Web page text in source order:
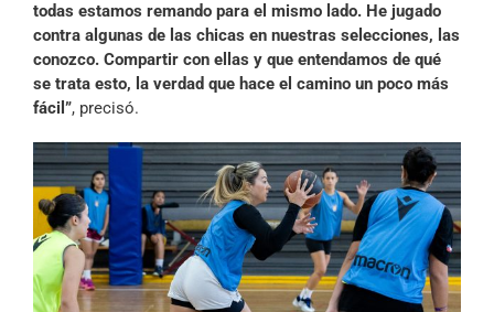
todas estamos remando para el mismo lado. He jugado
contra algunas de las chicas en nuestras selecciones, las
conozco. Compartir con ellas y que entendamos de qué
se trata esto, la verdad que hace el camino un poco más
fácil”, precisó.